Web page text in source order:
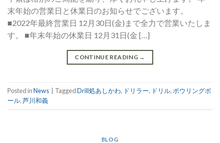
末年始の営業日と休業日のお知らせでございます。
■2022年最終営業日 12月30日(金)まで全力で営業いたしま
す。 ■年末年始の休業日 12月31日(金 […]
CONTINUE READING →
Posted inNews TaggedDrill処あしかわ, ドリラー, ドリル,ボウリングボ
ール,芦川和義
BLOG